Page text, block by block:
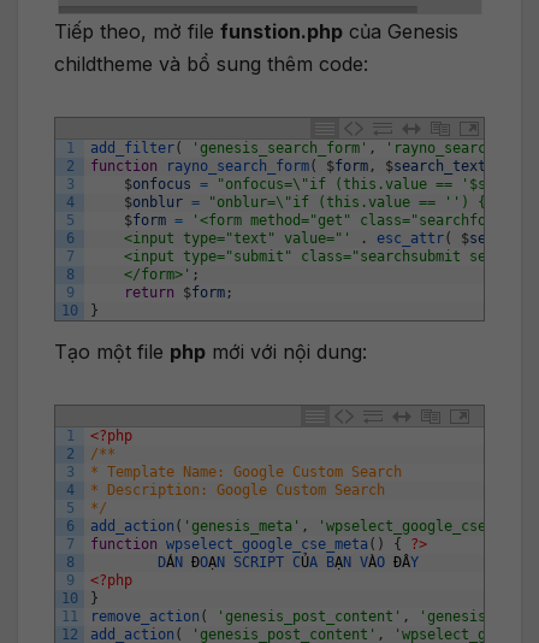
Tiếp theo, mở file funstion.php của Genesis
childtheme và bổ sung thêm code:
1
2
3
4
5
6
7
8
9
10
add_filter( 'genesis_search_form' ,
function
rayno_search_form( $form , $search_text
$onfocus =
"onfocus=\"if (this.value ==
$onblur =
"onblur=\"if (this.value == '')
$form =
'<form method="get" class="searchform
	<input type="text" value="'
. esc_attr( $search
<input type="submit" class="searchsubmit search-
	</form>'
;
return
$form ;
}
Tạo một file php mới với nội dung:
1
2
3
4
5
6
7
8
9
10
11
12
<?php
/**
* Template Name: Google Custom Search
* Description: Google Custom Search
*/
add_action ( 'genesis_meta' , 'wpselect_google_cse_meta'
function wpselect_google_cse_meta ( ) {
?>
DÁN ĐOẠN SCRIPT CỦA BẠN VÀO ĐÂY
<?php
}
remove_action ( 'genesis_post_content' ,
add_action ( 'genesis_post_content' ,